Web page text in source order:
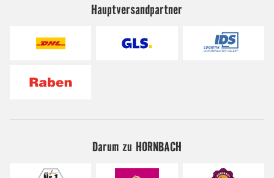
Hauptversandpartner
Darum zu HORNBACH